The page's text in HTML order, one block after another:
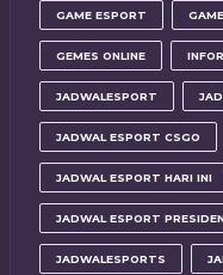
GAME ESPORT
GEMES ONLINE
JADWALESPORT
JADWAL ESPORT CSGO
JADWAL ESPORT HARI INI
JADWAL ESPORT
JADWALESPORTS